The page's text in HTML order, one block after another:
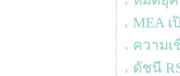
MEA เ
ความเ
ดัชนี